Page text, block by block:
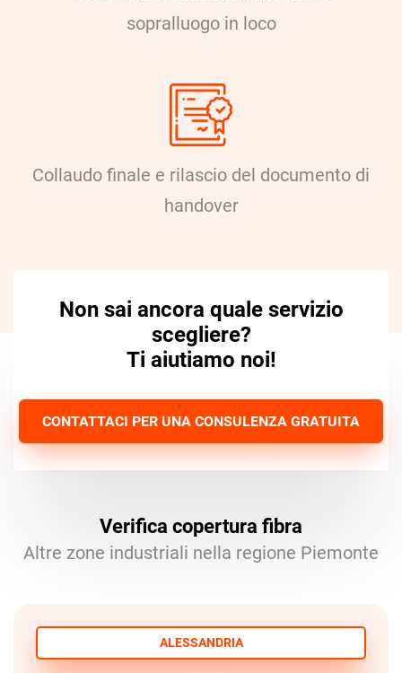
sopralluogo in loco
Collaudo finale e rilascio del documento di
handover
Non sai ancora quale servizio
scegliere?
Ti aiutiamo noi!
CONTATTACI PER UNA CONSULENZA GRATUITA
Verifica copertura fibra
Altre zone industriali nella regione Piemonte
ALESSANDRIA